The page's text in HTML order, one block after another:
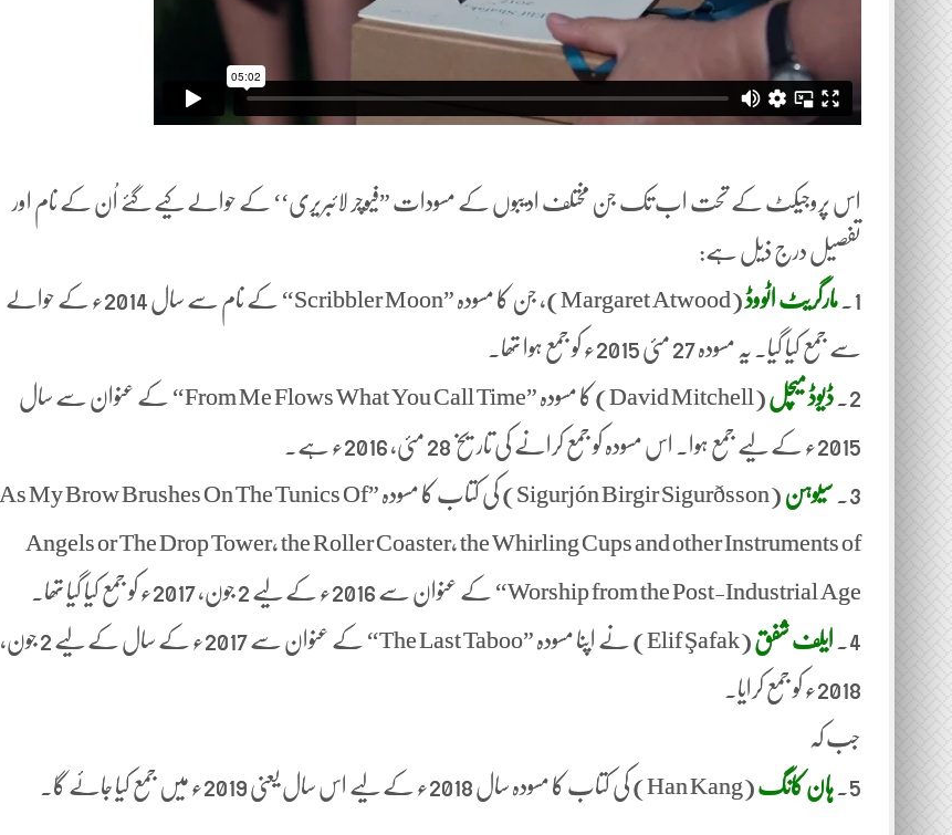
اس پروجیکٹ کے تحت اب تک جن مختلف ادیبوں کے مسودات ”فیوچر لائبریری‘‘ کے حوالے کیے گئے اُن کے نام اور
تفصیل درج ذیل ہے:
1. مارگریٹ اٹووڈ (Margaret Atwood)، جن کا مسودہ ”Scribbler Moon‘‘ کے نام سے سال 2014ء کے حوالے
سے جمع کیا گیا. یہ مسودہ 27 مئی 2015ء کو جمع ہوا تھا.
2. ڈیوڈ میچل (David Mitchell) کا مسودہ ”From Me Flows What You Call Time‘‘ کے عنوان سے سال
2015ء کے لیے جمع ہوا. اس مسودہ کو جمع کرانے کی تاریخ 28 مئی، 2016ء ہے.
3. سیوہن (Sigurjón Birgir Sigurðsson) کی کتاب کا مسودہ ”As My Brow Brushes On The Tunics Of
Angels or The Drop Tower, the Roller Coaster, the Whirling Cups and other Instruments of
Worship from the Post-Industrial Age‘‘ کے عنوان سے 2016ء کے لیے 2 جون، 2017ء کو جمع کیا گیا تھا.
4. ایلف شفق (Elif Şafak) نے اپنا مسودہ ”The Last Taboo‘‘ کے عنوان سے 2017ء کے سال کے لیے 2 جون،
2018ء کو جمع کرایا.
جب کہ
5. ہان کانگ (Han Kang) کی کتاب کا مسودہ سال 2018ء کے لیے اس سال یعنی 2019ء میں جمع کیا جائے گا.